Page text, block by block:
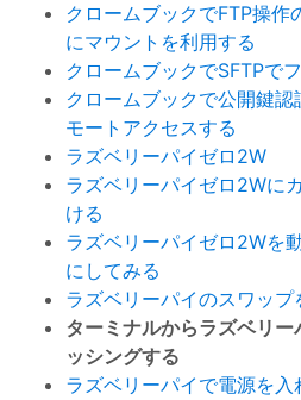
クロームブックでFTP操作
にマウントを利用する
クロームブックでSFTPで
クロームブックで公開鍵
モートアクセスする
ラズベリーパイゼロ2W
ラズベリーパイゼロ2Wに
ける
ラズベリーパイゼロ2Wを
にしてみる
ラズベリーパイのスワップ
ターミナルからラズベリ
ッシングする
ラズベリーパイで電源を